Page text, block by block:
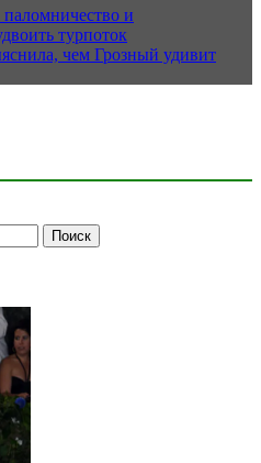
паломничество и
турпоток
чем Грозный удивит